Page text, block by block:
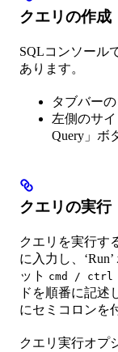
クエリの作成
SQLコンソール
あります。
タブバー
左側のサ
Query」ボ
クエリの実行
クエリを実行す
に入力し、
ット cmd / ctrl
ドを順番に記述
にセミコロンを
クエリ実行オプ